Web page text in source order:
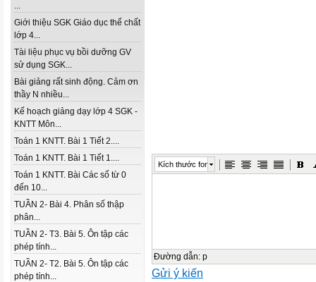
...
Giới thiệu SGK Giáo dục thể chất
lớp 4...
Tài liệu phục vụ bồi dưỡng GV
sử dụng SGK...
Bài giảng rất sinh động. Cảm ơn
thầy N nhiều...
Kế hoạch giảng dạy lớp 4 SGK -
KNTT Môn...
Toán 1 KNTT. Bài 1 Tiết 2....
Toán 1 KNTT. Bài 1 Tiết 1....
Toán 1 KNTT. Bài Các số từ 0
đến 10...
TUẦN 2- Bài 4. Phân số thập
phân...
TUẦN 2- T3. Bài 5. Ôn tập các
phép tính...
TUẦN 2- T2. Bài 5. Ôn tập các
phép tính...
Kích thước font
Đường dẫn: p
Gửi ý kiến